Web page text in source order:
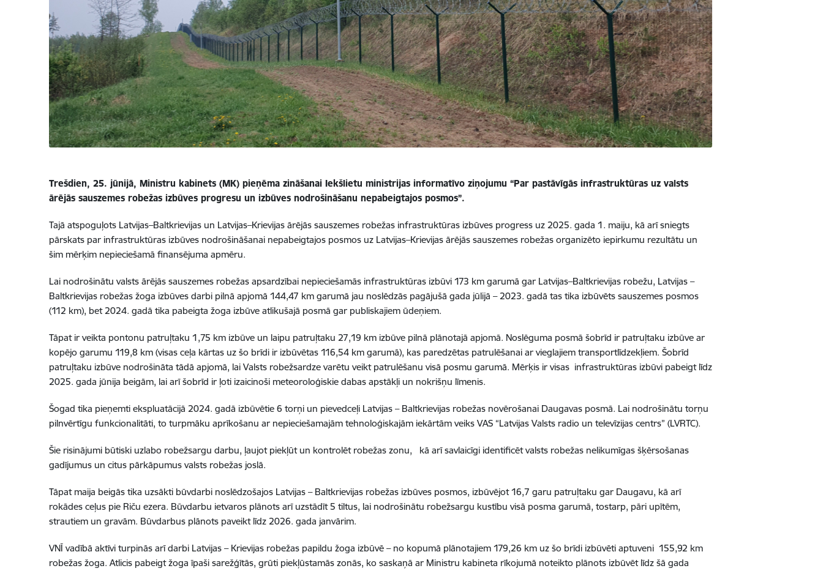
Trešdien, 25. jūnijā, Ministru kabinets (MK) pieņēma zināšanai Iekšlietu ministrijas informatīvo ziņojumu “Par pastāvīgās infrastruktūras uz valsts
ārējās sauszemes robežas izbūves progresu un izbūves nodrošināšanu nepabeigtajos posmos”.
Tajā atspoguļots Latvijas–Baltkrievijas un Latvijas–Krievijas ārējās sauszemes robežas infrastruktūras izbūves progress uz 2025. gada 1. maiju, kā arī sniegts
pārskats par infrastruktūras izbūves nodrošināšanai nepabeigtajos posmos uz Latvijas–Krievijas ārējās sauszemes robežas organizēto iepirkumu rezultātu un
šim mērķim nepieciešamā finansējuma apmēru.
Lai nodrošinātu valsts ārējās sauszemes robežas apsardzībai nepieciešamās infrastruktūras izbūvi 173 km garumā gar Latvijas–Baltkrievijas robežu, Latvijas –
Baltkrievijas robežas žoga izbūves darbi pilnā apjomā 144,47 km garumā jau noslēdzās pagājušā gada jūlijā – 2023. gadā tas tika izbūvēts sauszemes posmos
(112 km), bet 2024. gadā tika pabeigta žoga izbūve atlikušajā posmā gar publiskajiem ūdeņiem.
Tāpat ir veikta pontonu patruļtaku 1,75 km izbūve un laipu patruļtaku 27,19 km izbūve pilnā plānotajā apjomā. Noslēguma posmā šobrīd ir patruļtaku izbūve ar
kopējo garumu 119,8 km (visas ceļa kārtas uz šo brīdi ir izbūvētas 116,54 km garumā), kas paredzētas patrulēšanai ar vieglajiem transportlīdzekļiem. Šobrīd
patruļtaku izbūve nodrošināta tādā apjomā, lai Valsts robežsardze varētu veikt patrulēšanu visā posmu garumā. Mērķis ir visas infrastruktūras izbūvi pabeigt līdz
2025. gada jūnija beigām, lai arī šobrīd ir ļoti izaicinoši meteoroloģiskie dabas apstākļi un nokrišņu līmenis.
Šogad tika pieņemti ekspluatācijā 2024. gadā izbūvētie 6 torņi un pievedceļi Latvijas – Baltkrievijas robežas novērošanai Daugavas posmā. Lai nodrošinātu torņu
pilnvērtīgu funkcionalitāti, to turpmāku aprīkošanu ar nepieciešamajām tehnoloģiskajām iekārtām veiks VAS “Latvijas Valsts radio un televīzijas centrs” (LVRTC).
Šie risinājumi būtiski uzlabo robežsargu darbu, ļaujot piekļūt un kontrolēt robežas zonu, kā arī savlaicīgi identificēt valsts robežas nelikumīgas šķērsošanas
gadījumus un citus pārkāpumus valsts robežas joslā.
Tāpat maija beigās tika uzsākti būvdarbi noslēdzošajos Latvijas – Baltkrievijas robežas izbūves posmos, izbūvējot 16,7 garu patruļtaku gar Daugavu, kā arī
rokādes ceļus pie Riču ezera. Būvdarbu ietvaros plānots arī uzstādīt 5 tiltus, lai nodrošinātu robežsargu kustību visā posma garumā, tostarp, pāri upītēm,
strautiem un gravām. Būvdarbus plānots paveikt līdz 2026. gada janvārim.
VNĪ vadībā aktīvi turpinās arī darbi Latvijas – Krievijas robežas papildu žoga izbūvē – no kopumā plānotajiem 179,26 km uz šo brīdi izbūvēti aptuveni 155,92 km
robežas žoga. Atlicis pabeigt žoga īpaši sarežģītās, grūti piekļūstamās zonās, ko saskaņā ar Ministru kabineta rīkojumā noteikto plānots izbūvēt līdz šā gada